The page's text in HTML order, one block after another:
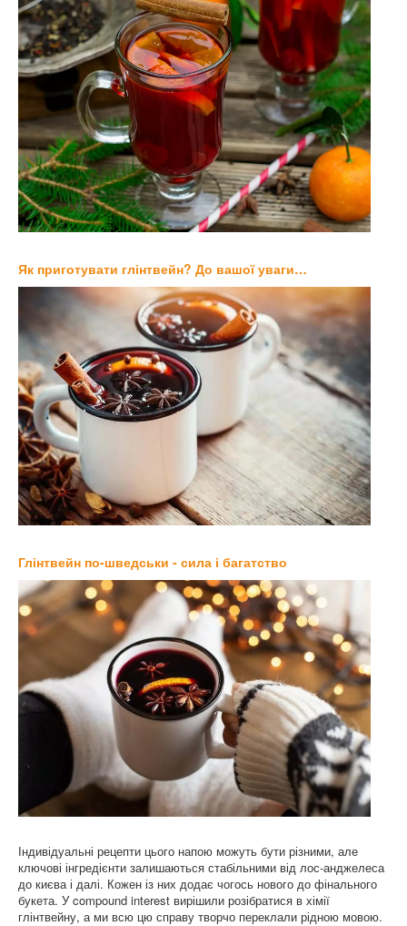
Як приготувати глінтвейн? До вашої уваги…
Глінтвейн по-шведськи - сила і багатство
Індивідуальні рецепти цього напою можуть бути різними, але
ключові інгредієнти залишаються стабільними від лос-анджелеса
до києва і далі. Кожен із них додає чогось нового до фінального
букета. У compound interest вирішили розібратися в хімії
глінтвейну, а ми всю цю справу творчо переклали рідною мовою.